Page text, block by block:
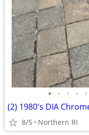
• • • • •
8/5 Northern RI